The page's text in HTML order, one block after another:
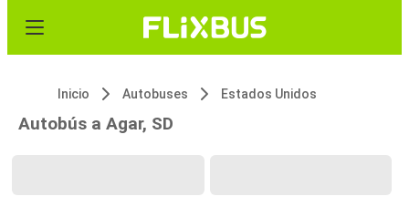
Inicio Autobuses Estados Unidos
Autobús a Agar, SD